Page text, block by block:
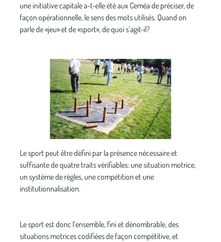
une initiative capitale a-t-elle été aux Ceméa de préciser, de
façon opérationnelle, le sens des mots utilisés. Quand on
parle de «jeu» et de «sport», de quoi s’agit-il?
Le sport peut être défini par la présence nécessaire et
suffisante de quatre traits vérifiables: une situation motrice,
un système de règles, une compétition et une
institutionnalisation.
Le sport est donc l’ensemble, fini et dénombrable, des
situations motrices codifiées de façon compétitive, et